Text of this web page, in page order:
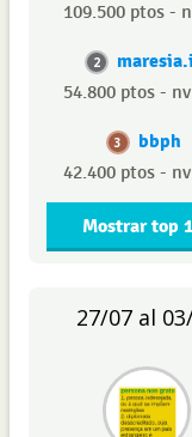
109.500 ptos -
2
54.800 ptos -
3 bbph
42.400 ptos -
Mostrar top
27/07 al